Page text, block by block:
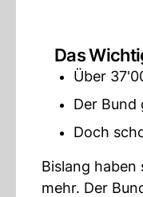
Das
Über
Der Bund
Doch
Bislang haben
mehr. Der